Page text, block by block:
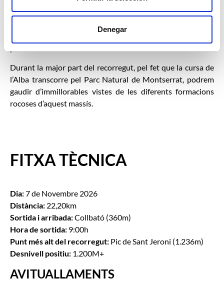
Denegar
passos de 1,2km aprox., ens conduirà fins a un descens suau
afrontarem l’últim descens molt tècnic que ens conduirà a la
Durant la major part del recorregut, pel fet que la cursa de
l’Alba transcorre pel Parc Natural de Montserrat, podrem
gaudir d’immillorables vistes de les diferents formacions
rocoses d’aquest massís.
FITXA TÈCNICA
Dia:7 de Novembre 2026
Distància: 22,20km
Sortida i arribada:Collbató (360m)
Hora de sortida: 9:00h
Punt més alt del recorregut: Pic de Sant Jeroni (1.236m)
Desnivell positiu: 1.200M+
AVITUALLAMENTS